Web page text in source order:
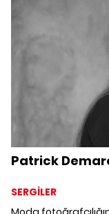
Patrick
SERGİLER